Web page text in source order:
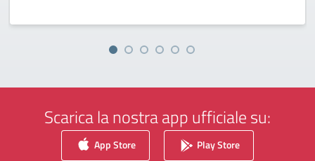
Scarica la nostra app ufficiale su:
App Store Play Store